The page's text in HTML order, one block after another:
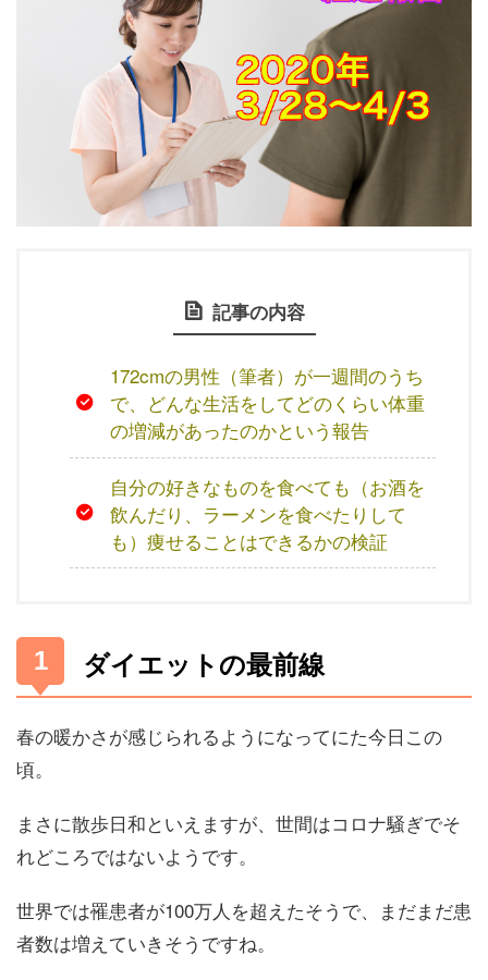
記事の内容
172cmの男性（筆者）が一週間のうち
で、どんな生活をしてどのくらい体重
の増減があったのかという報告
自分の好きなものを食べても（お酒を
飲んだり、ラーメンを食べたりして
も）痩せることはできるかの検証
ダイエットの最前線
春の暖かさが感じられるようになってにた今日この
頃。
まさに散歩日和といえますが、世間はコロナ騒ぎでそ
れどころではないようです。
世界では罹患者が100万人を超えたそうで、まだまだ患
者数は増えていきそうですね。